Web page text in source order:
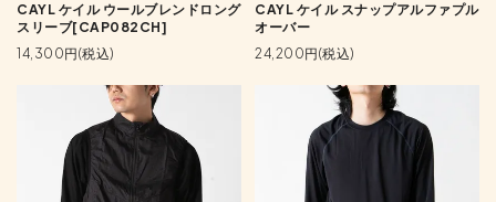
CAYL ケイル ウールブレンドロング
スリーブ[CAP082CH]
14,300円(税込)
CAYL ケイル スナップアルファプル
オーバー
24,200円(税込)